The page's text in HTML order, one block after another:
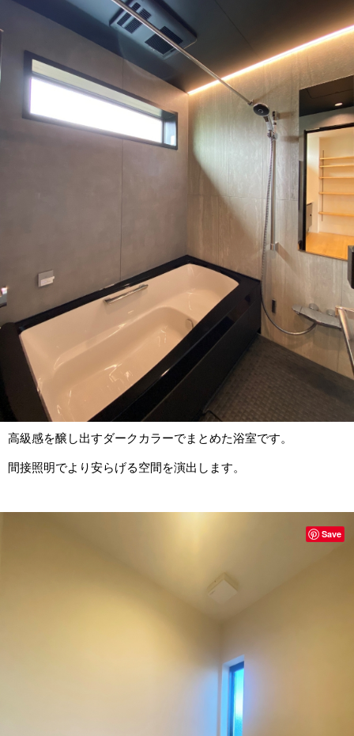
高級感を醸し出すダークカラーでまとめた浴室です。
間接照明でより安らげる空間を演出します。
Save